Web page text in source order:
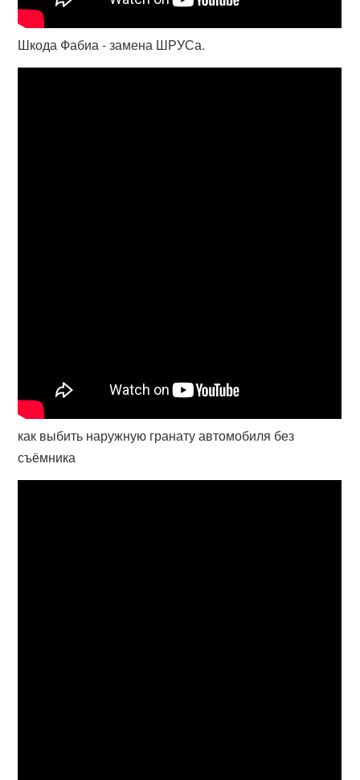
Шкода Фабиа - замена ШРУСа.
как выбить наружную гранату автомобиля без
съёмника